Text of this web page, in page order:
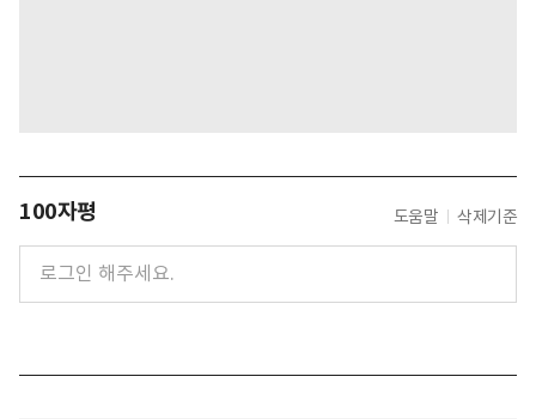
100자평 도움말 삭제기준